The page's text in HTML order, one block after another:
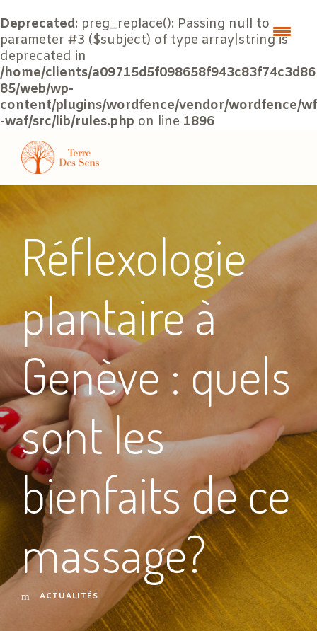
Deprecated: preg_replace(): Passing null to
parameter #3 ($subject) of type array|string is
deprecated in
/home/clients/a09715d5f098658f943c83f74c3d86
85/web/wp-
content/plugins/wordfence/vendor/wordfence/wf
-waf/src/lib/rules.php on line 1896
Réflexologie
plantaire à
Genève : quels
sont les
bienfaits de ce
massage?
ACTUALITÉS